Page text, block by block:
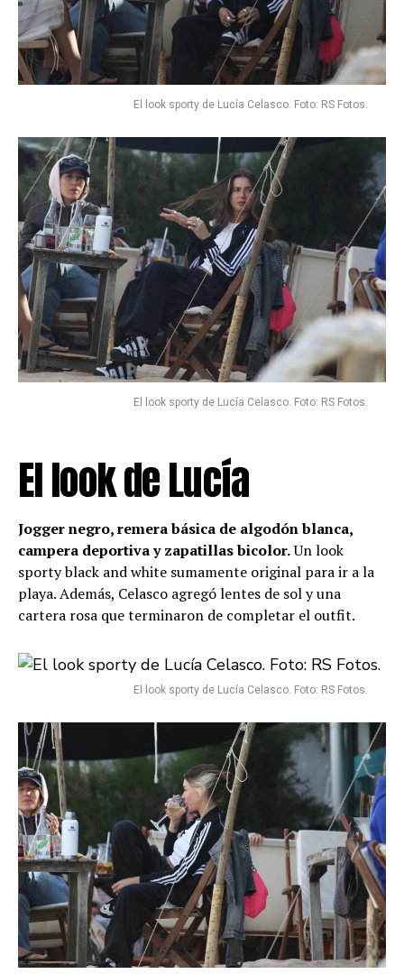
El look sporty de Lucía Celasco. Foto: RS Fotos.
El look sporty de Lucía Celasco. Foto: RS Fotos.
El look de Lucía
Jogger negro, remera básica de algodón blanca,
campera deportiva y zapatillas bicolor.Un look
sporty black and white sumamente original para ir a la
playa. Además, Celasco agregó lentes de sol y una
cartera rosa que terminaron de completar el outfit.
El look sporty de Lucía Celasco. Foto: RS Fotos.